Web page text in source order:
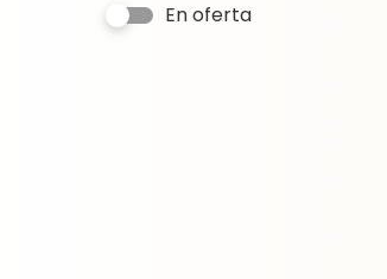
En oferta